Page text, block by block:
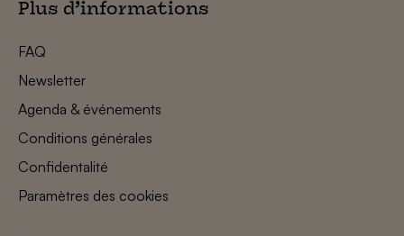
Plus d’informations
FAQ
Newsletter
Agenda & événements
Conditions générales
Confidentalité
Paramètres des cookies